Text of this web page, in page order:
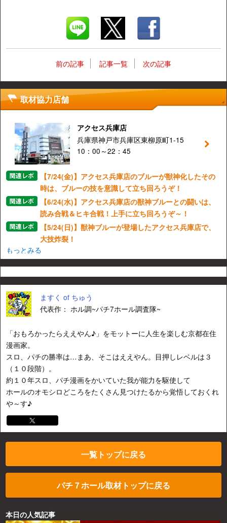
前の記事 記事一覧 次の記事
取材協力店舗
アクセス兵庫店
兵庫県神戸市兵庫区東柳原町1-15
10：00～22：45
【7/24(金)】アクセス兵庫店のブルーが獣神化したその
時は、ブルーの技を意識して立ち回ろうぞ！
【6/24(水)】アクセス兵庫店の獣神ブルーとの闘いは、
読み合戦＆ヒキ合戦！上手に立ち回ろうぞ～！
【5/24(日)】獣神ブルーが登場したアクセス兵庫店で、
大技炸裂！
もっとみる
ますく of ちゅう
代表作： ホル調~パチ7ホール調査隊~
「おもろかったらええやん♪」をモットーに人生を楽しむ京都在住
漫画家。
スロ、パチの勝率は…まあ、そこはええやん。目押しレベルは３
（１０段階）。
約１０年スロ、パチ漫画をかいていた我が能力を駆使して
ホールのオモシロどころをたくさん見つけたるから覚悟しておくれ
や～す♪
一覧トップに戻る
パチ７ホール取材トップに戻る
本日の人気記事